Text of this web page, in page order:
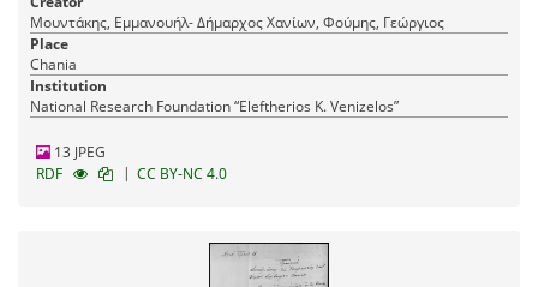
Μουντάκης, Εμμανουήλ- Δήμαρχος Χανίων, Φούμης, Γεώργιος
Place
Chania
Institution
National Research Foundation “Eleftherios K. Venizelos”
13 JPEG
RDF
| CC BY-NC 4.0